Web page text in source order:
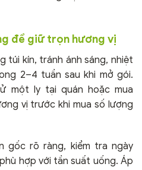
để giữ trọn hương vị
túi kín, tránh ánh sáng, nhiệt
2–4 tuần sau khi mở gói.
một ly tại quán hoặc mua
vị trước khi mua số lượng
gốc rõ ràng, kiểm tra ngày
hợp với tần suất uống. Áp